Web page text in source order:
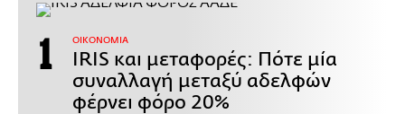
ΟΙΚΟΝΟΜΙΑ
IRIS και μεταφορές: Πότε μία
συναλλαγή μεταξύ αδελφών
φέρνει φόρο 20%